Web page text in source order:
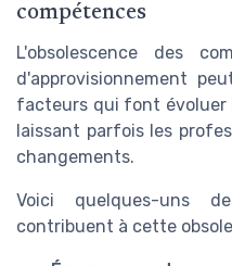
compétences
L'obsolescence des
d'approvisionnement
facteurs qui font évoluer
laissant parfois les
changements.
Voici quelques-uns
contribuent à cette